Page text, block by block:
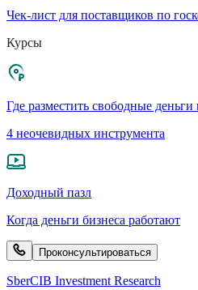
Чек-лист для поставщиков по
Курсы
Где разместить свободные
4 неочевидных инструмента
Доходный пазл
Когда деньги бизнеса работают
Проконсультироваться
SberCIB Investment Research